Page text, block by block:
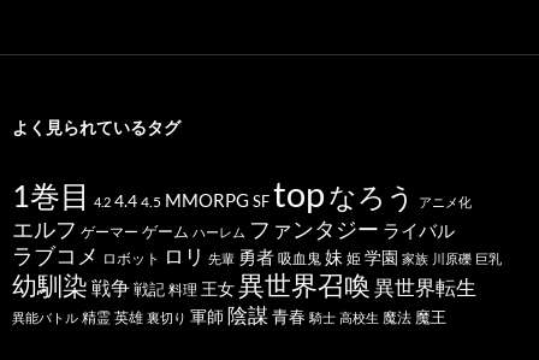
よく見られているタグ
1巻目 4.2 4.4 4.5 MMORPG SFtopなろう アニメ化
エルフ ゲーマー ゲーム ハーレム ファンタジー ライバル
ラブコメ ロボット ロリ 先輩 勇者 吸血鬼 妹 姫 学園 家族 川原礫 巨乳
幼馴染 戦争戦記 料理 王女異世界召喚異世界転生
異能バトル 精霊 英雄 裏切り 軍師 陰謀青春 騎士 高校生 魔法 魔王